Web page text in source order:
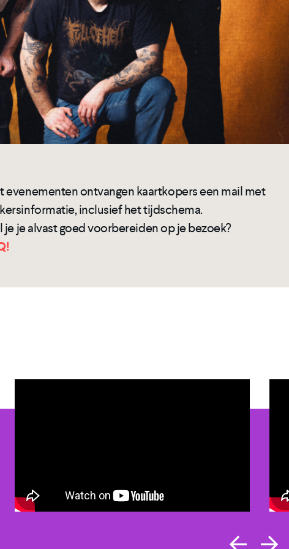
evenementen ontvangen kaartkopers een mail met
inclusief het tijdschema.
je je alvast goed voorbereiden op je bezoek?